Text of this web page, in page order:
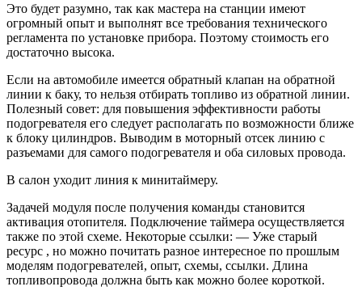
Это будет разумно, так как мастера на станции имеют
огромный опыт и выполнят все требования технического
регламента по установке прибора. Поэтому стоимость его
достаточно высока.
Если на автомобиле имеется обратный клапан на обратной
линии к баку, то нельзя отбирать топливо из обратной линии.
Полезный совет: для повышения эффективности работы
подогревателя его следует располагать по возможности ближе
к блоку цилиндров. Выводим в моторный отсек линию с
разъемами для самого подогревателя и оба силовых провода.
В салон уходит линия к минитаймеру.
Задачей модуля после получения команды становится
активация отопителя. Подключение таймера осуществляется
также по этой схеме. Некоторые ссылки: — Уже старый
ресурс , но можно почитать разное интересное по прошлым
моделям подогревателей, опыт, схемы, ссылки. Длина
топливопровода должна быть как можно более короткой.